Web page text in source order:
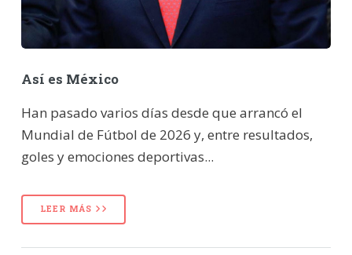
Así es México
Han pasado varios días desde que arrancó el
Mundial de Fútbol de 2026 y, entre resultados,
goles y emociones deportivas...
LEER MÁS